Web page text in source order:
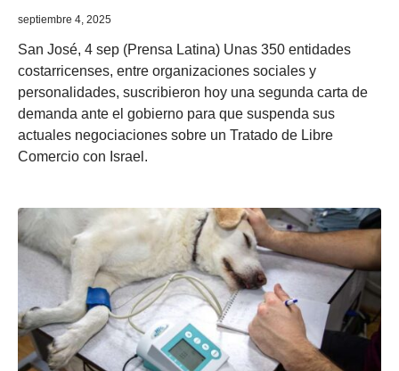
septiembre 4, 2025
San José, 4 sep (Prensa Latina) Unas 350 entidades
costarricenses, entre organizaciones sociales y
personalidades, suscribieron hoy una segunda carta de
demanda ante el gobierno para que suspenda sus
actuales negociaciones sobre un Tratado de Libre
Comercio con Israel.